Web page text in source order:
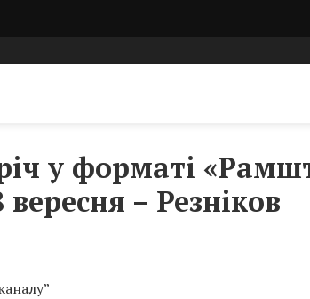
у форматі
вересня – Резніков